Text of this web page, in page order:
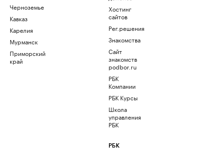
Черноземье
Кавказ
Карелия
Мурманск
Приморский
край
Хостинг
сайтов
Рег.решения
Знакомства
Сайт
знакомств
podbor.ru
РБК
Компании
РБК Курсы
Школа
управления
РБК
РБК